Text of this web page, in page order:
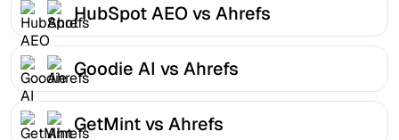
HubSpot AEO vs Ahrefs
Goodie AI vs Ahrefs
GetMint vs Ahrefs